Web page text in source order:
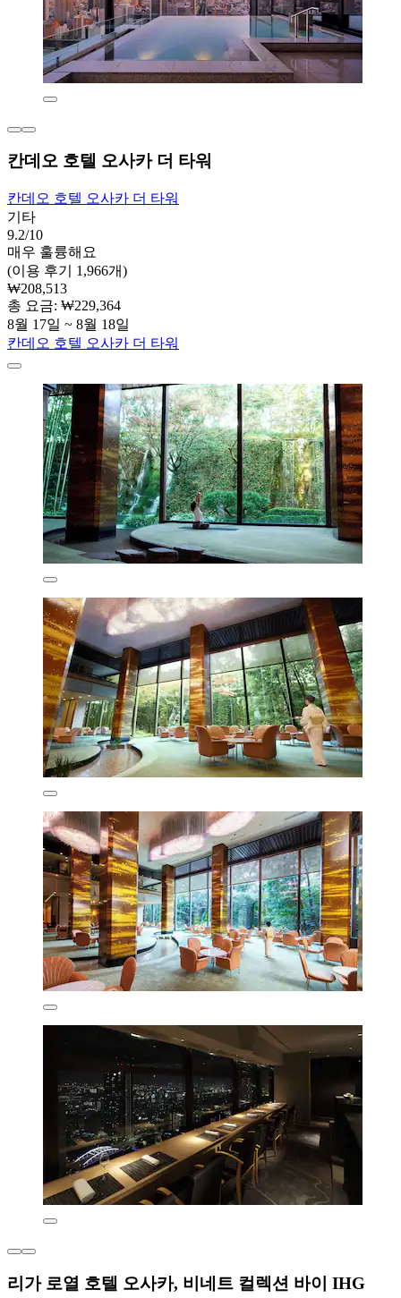
칸데오 호텔 오사카 더 타워
칸데오 호텔 오사카 더 타워
기타
9.2/10
매우 훌륭해요
(이용 후기 1,966개)
₩208,513
총 요금: ₩229,364
8월 17일 ~ 8월 18일
칸데오 호텔 오사카 더 타워
리가 로열 호텔 오사카, 비네트 컬렉션 바이 IHG